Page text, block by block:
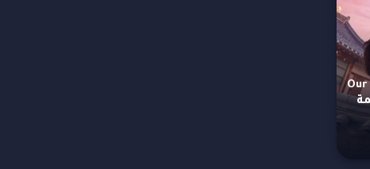
مسلسل حب كحلوى التوفي Our